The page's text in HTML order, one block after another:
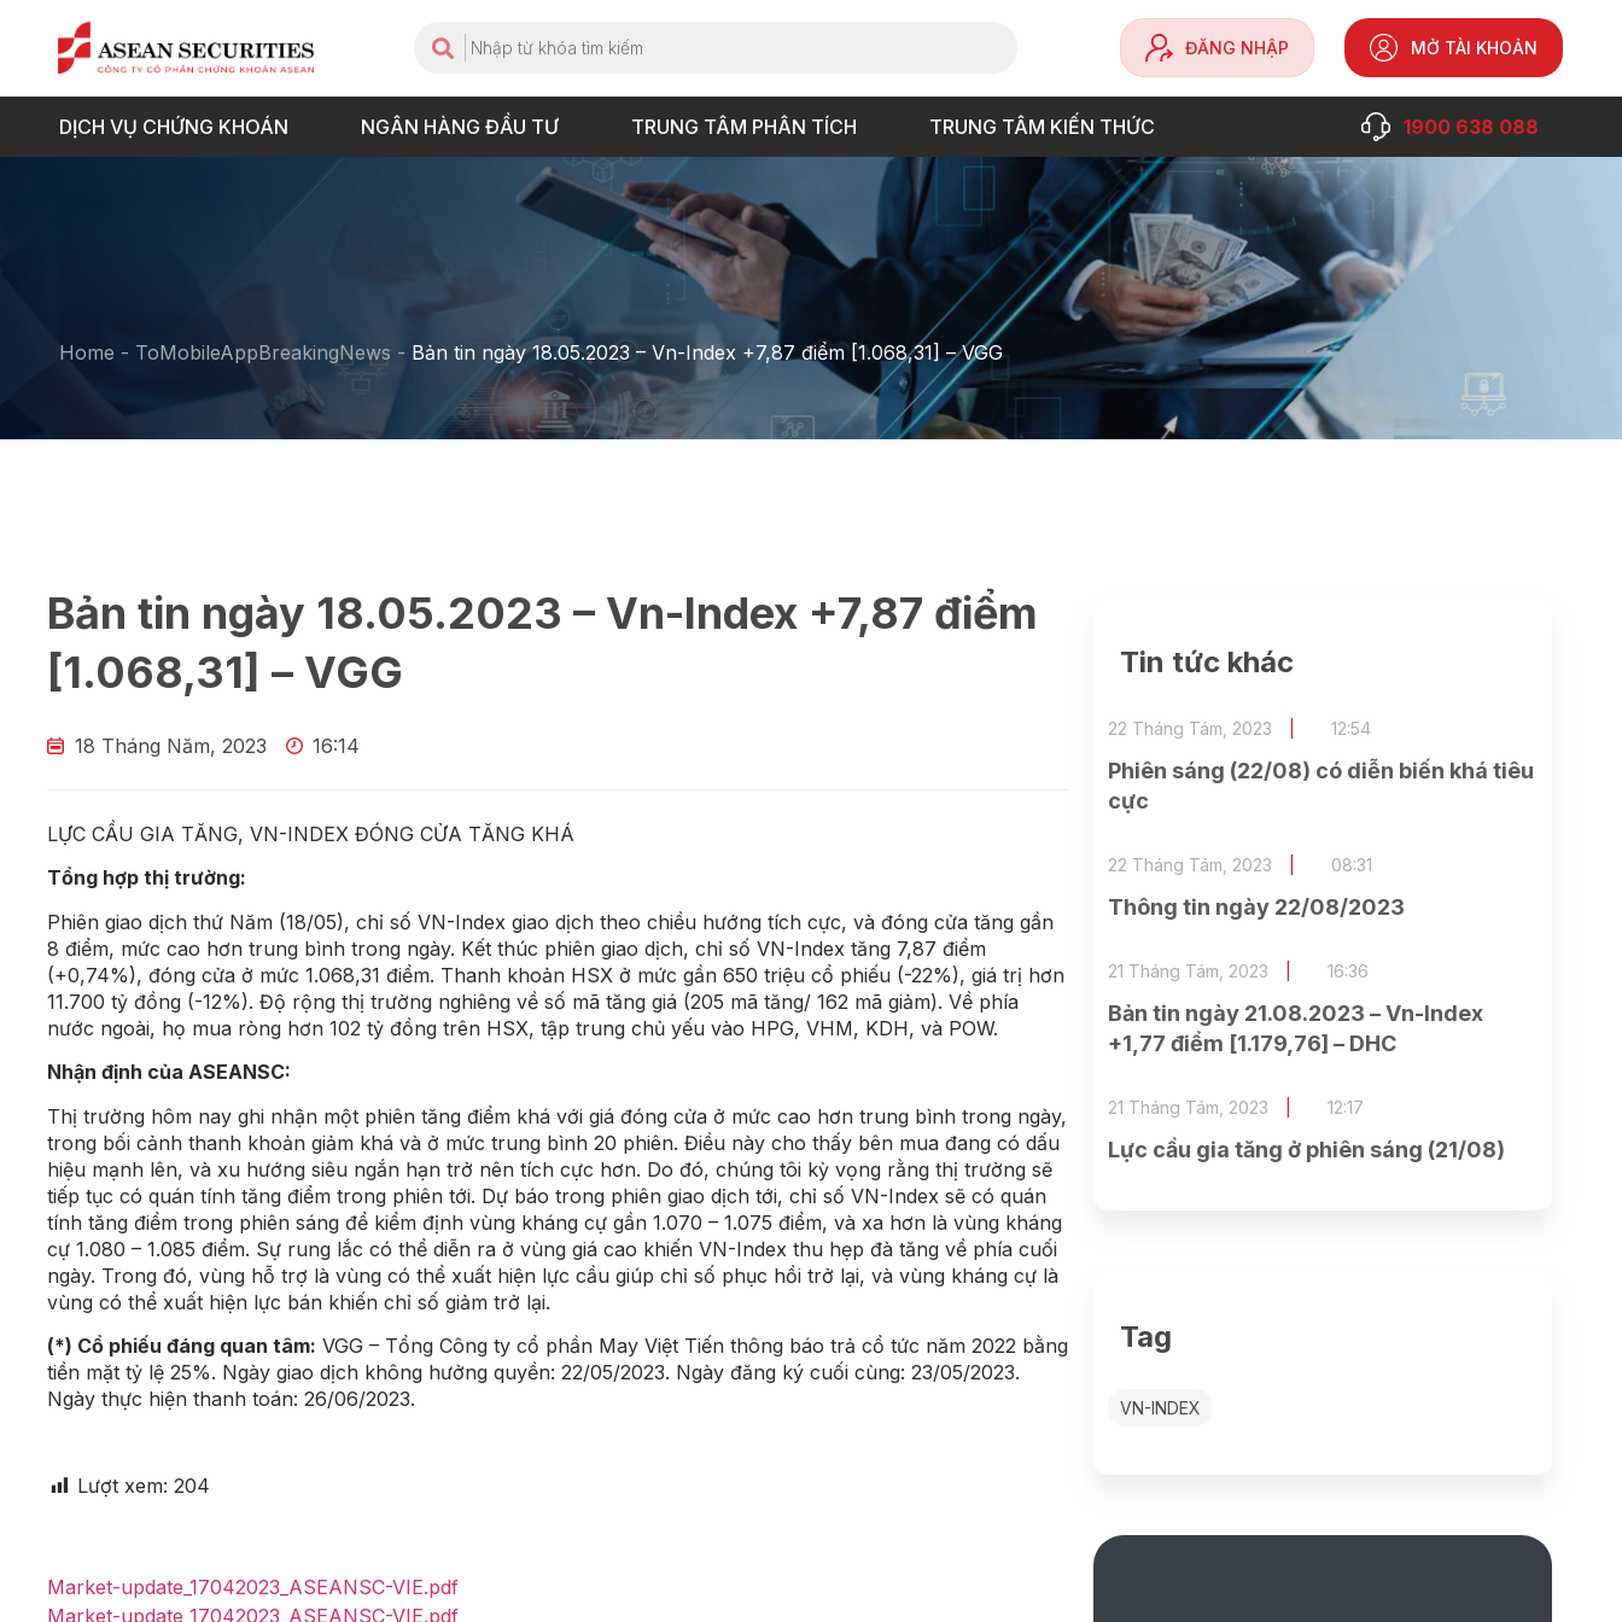
ĐĂNG NHẬP MỞ TÀI KHOẢN
DỊCH VỤ CHỨNG KHOÁN NGÂN HÀNG ĐẦU TƯ TRUNG TÂM PHÂN TÍCH TRUNG TÂM KIẾN THỨC 1900 638 088
Home - ToMobileAppBreakingNews - Bản tin ngày 18.05.2023 – Vn-Index +7,87 điểm [1.068,31] – VGG
Bản tin ngày 18.05.2023 – Vn-Index +7,87 điểm
[1.068,31] – VGG
18 Tháng Năm, 2023 16:14
LỰC CẦU GIA TĂNG, VN-INDEX ĐÓNG CỬA TĂNG KHÁ
Tổng hợp thị trường:
Phiên giao dịch thứ Năm (18/05), chỉ số VN-Index giao dịch theo chiều hướng tích cực, và đóng cửa tăng gần
8 điểm, mức cao hơn trung bình trong ngày. Kết thúc phiên giao dịch, chỉ số VN-Index tăng 7,87 điểm
(+0,74%), đóng cửa ở mức 1.068,31 điểm. Thanh khoản HSX ở mức gần 650 triệu cổ phiếu (-22%), giá trị hơn
11.700 tỷ đồng (-12%). Độ rộng thị trường nghiêng về số mã tăng giá (205 mã tăng/ 162 mã giảm). Về phía
nước ngoài, họ mua ròng hơn 102 tỷ đồng trên HSX, tập trung chủ yếu vào HPG, VHM, KDH, và POW.
Nhận định của ASEANSC:
Thị trường hôm nay ghi nhận một phiên tăng điểm khá với giá đóng cửa ở mức cao hơn trung bình trong ngày,
trong bối cảnh thanh khoản giảm khá và ở mức trung bình 20 phiên. Điều này cho thấy bên mua đang có dấu
hiệu mạnh lên, và xu hướng siêu ngắn hạn trở nên tích cực hơn. Do đó, chúng tôi kỳ vọng rằng thị trường sẽ
tiếp tục có quán tính tăng điểm trong phiên tới. Dự báo trong phiên giao dịch tới, chỉ số VN-Index sẽ có quán
tính tăng điểm trong phiên sáng để kiểm định vùng kháng cự gần 1.070 – 1.075 điểm, và xa hơn là vùng kháng
cự 1.080 – 1.085 điểm. Sự rung lắc có thể diễn ra ở vùng giá cao khiến VN-Index thu hẹp đà tăng về phía cuối
ngày. Trong đó, vùng hỗ trợ là vùng có thể xuất hiện lực cầu giúp chỉ số phục hồi trở lại, và vùng kháng cự là
vùng có thể xuất hiện lực bán khiến chỉ số giảm trở lại.
(*) Cổ phiếu đáng quan tâm: VGG – Tổng Công ty cổ phần May Việt Tiến thông báo trả cổ tức năm 2022 bằng
tiền mặt tỷ lệ 25%. Ngày giao dịch không hưởng quyền: 22/05/2023. Ngày đăng ký cuối cùng: 23/05/2023.
Ngày thực hiện thanh toán: 26/06/2023.
Lượt xem: 204
Market-update_17042023_ASEANSC-VIE.pdf
Market-update_17042023_ASEANSC-VIE.pdf
Tin tức khác
Phiên sáng (22/08) có diễn biến khá tiêu
cực
22 Tháng Tám, 2023 12:54
Thông tin ngày 22/08/2023
22 Tháng Tám, 2023 08:31
Bản tin ngày 21.08.2023 – Vn-Index
+1,77 điểm [1.179,76] – DHC
21 Tháng Tám, 2023 16:36
Lực cầu gia tăng ở phiên sáng (21/08)
21 Tháng Tám, 2023 12:17
Tag
VN-INDEX